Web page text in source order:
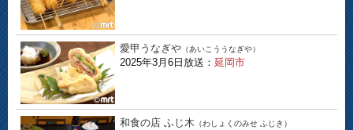
愛甲うなぎや （あいこううなぎや）
2025年3月6日放送： 延岡市
和食の店 ふじ木 （わしょくのみせ ふじき）